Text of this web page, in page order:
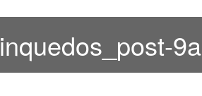
9a